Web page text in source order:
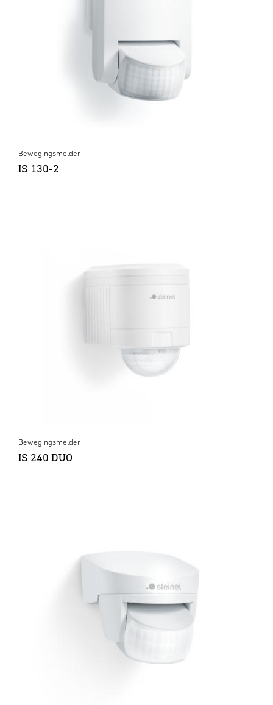
Bewegingsmelder
IS 130-2
Bewegingsmelder
IS 240 DUO